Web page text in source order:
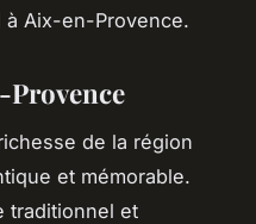
à Aix-en-Provence.
de la région
et mémorable.
traditionnel et